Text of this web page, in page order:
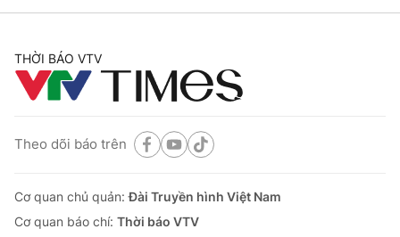
THỜI BÁO VTV
Theo dõi báo trên
Cơ quan chủ quản:Đài Truyền hình Việt Nam
Cơ quan báo chí: Thời báo VTV